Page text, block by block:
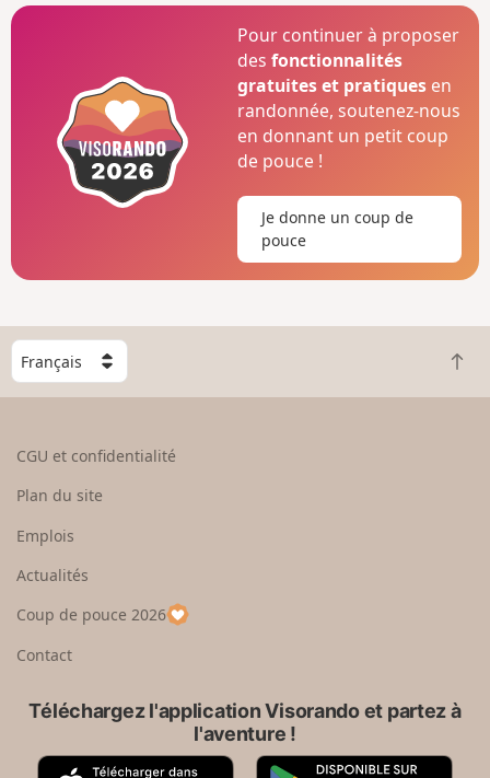
Pour continuer à proposer
desfonctionnalités
gratuites et pratiques en
randonnée, soutenez-nous
en donnant un petit coup
de pouce !
Je donne un coup de
pouce
C
h
o
e
u
p
a
R
e
CGU et confidentialité
Plan du site
Emplois
Actualités
Coup de pouce 2026
Contact
Téléchargez l'application Visorando et partez à
l'aventure !
A
G